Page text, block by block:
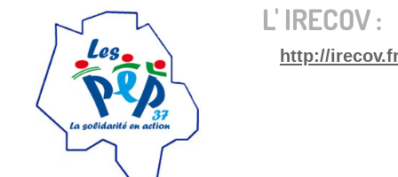
L' IRECOV :
http://